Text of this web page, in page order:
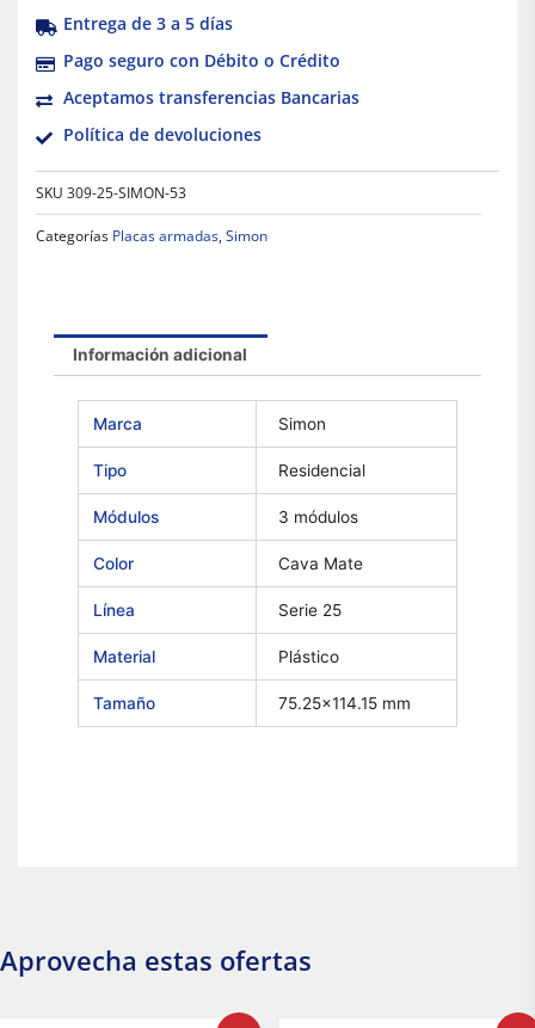
Entrega de 3 a 5 días
Pago seguro con Débito o Crédito
Aceptamos transferencias Bancarias
Política de devoluciones
SKU 309-25-SIMON-53
Categorías Placas armadas, Simon
Información adicional
Marca Simon
Tipo Residencial
Módulos 3 módulos
Color Cava Mate
Línea Serie 25
Material Plástico
Tamaño 75.25×114.15 mm
Aprovecha estas ofertas